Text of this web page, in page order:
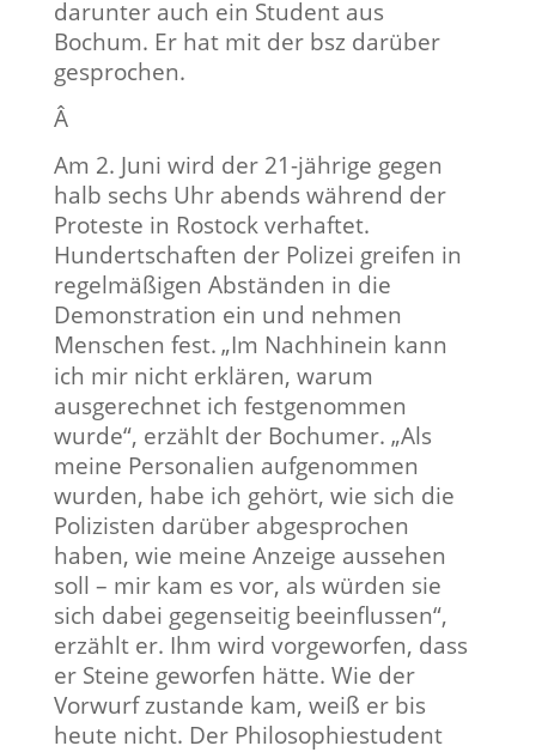
darunter auch ein Student aus
Bochum. Er hat mit der bsz darüber
gesprochen.
Â
Am 2. Juni wird der 21-jährige gegen
halb sechs Uhr abends während der
Proteste in Rostock verhaftet.
Hundertschaften der Polizei greifen in
regelmäßigen Abständen in die
Demonstration ein und nehmen
Menschen fest. „Im Nachhinein kann
ich mir nicht erklären, warum
ausgerechnet ich festgenommen
wurde“, erzählt der Bochumer. „Als
meine Personalien aufgenommen
wurden, habe ich gehört, wie sich die
Polizisten darüber abgesprochen
haben, wie meine Anzeige aussehen
soll – mir kam es vor, als würden sie
sich dabei gegenseitig beeinflussen“,
erzählt er. Ihm wird vorgeworfen, dass
er Steine geworfen hätte. Wie der
Vorwurf zustande kam, weiß er bis
heute nicht. Der Philosophiestudent